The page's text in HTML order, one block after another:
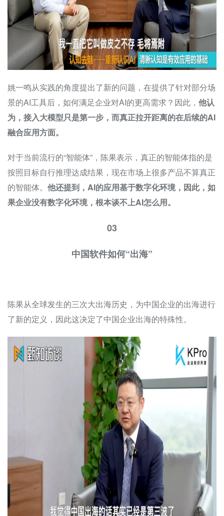
姚一鸣从实践的角度提出了新的问题，在提供了针对部分场
景的AI工具后，如何满足企业对AI的更高需求？因此， 他认
为，接入大模型只是第一步，而真正拉开距离的在后续的AI
融合应用方面。
对于当前流行的“智能体”，陈果表示，真正的智能体指的是
按照目标自行推理达成结果，现在市场上很多产品不算真正
的智能体。 他还提到，AI的应用基于数字化环境，因此，如
果企业没有数字化环境，根本谈不上AI怎么用。
03
中国软件如何“出海”
陈果从全球发生的三次大出海历史，为中国企业的出海进行
了新的定义，因此这决定了中国企业出海的特殊性。